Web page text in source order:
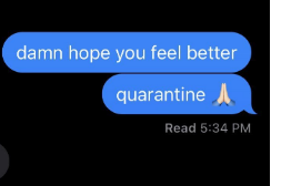
2018
2019
2020